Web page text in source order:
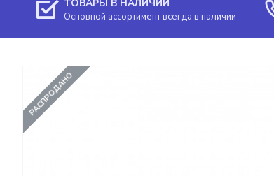
ТОВАРЫ В НАЛИЧИИ
Основной ассортимент всегда в наличии
РАСПРОДАНО